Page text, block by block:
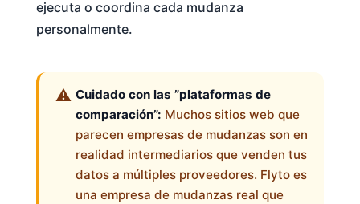
ejecuta o coordina cada mudanza
personalmente.
Cuidado con las ”plataformas de
comparación”: Muchos sitios web que
parecen empresas de mudanzas son en
realidad intermediarios que venden tus
datos a múltiples proveedores. Flyto es
una empresa de mudanzas real que